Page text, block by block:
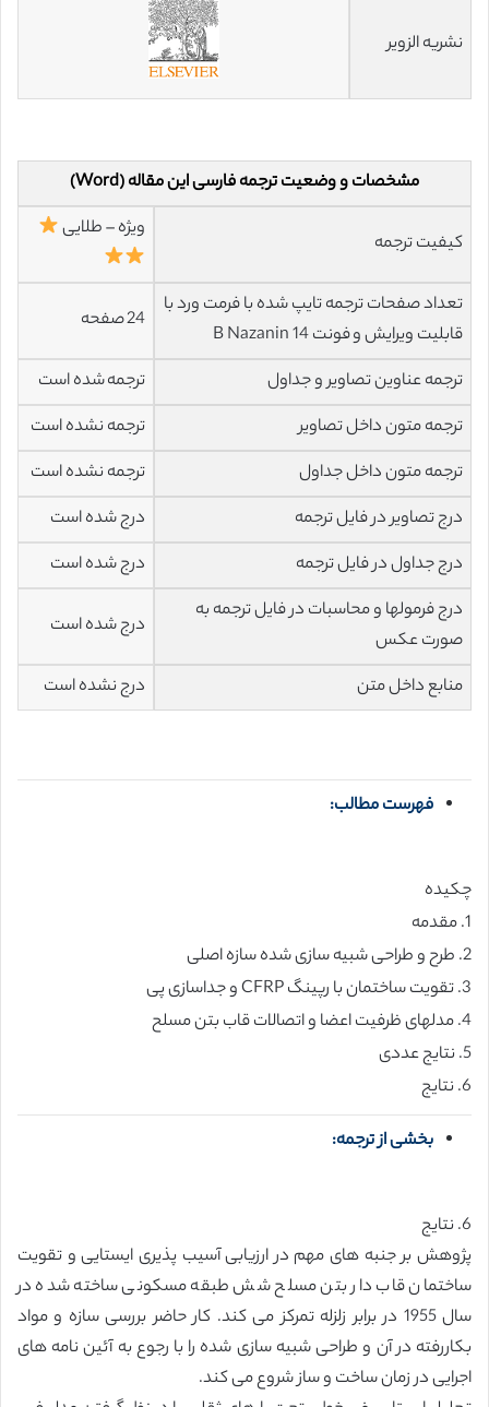
نشریه الزویر
مشخصات و وضعیت ترجمه فارسی این مقاله (Word)
کیفیت ترجمه
ویژه – طلایی
تعداد صفحات ترجمه تایپ شده با فرمت ورد با
قابلیت ویرایش و فونت 14 B Nazanin
24 صفحه
ترجمه عناوین تصاویر و جداول
ترجمه شده است
ترجمه متون داخل تصاویر
ترجمه نشده است
ترجمه متون داخل جداول
ترجمه نشده است
درج تصاویر در فایل ترجمه
درج شده است
درج جداول در فایل ترجمه
درج شده است
درج فرمولها و محاسبات در فایل ترجمه به
صورت عکس
درج شده است
منابع داخل متن درج نشده است
فهرست مطالب:
چکیده
1. مقدمه
2. طرح و طراحی شبیه سازی شده سازه اصلی
3. تقویت ساختمان با رپینگ CFRP و جداسازی پی
4. مدلهای ظرفیت اعضا و اتصالات قاب بتن مسلح
5. نتایج عددی
6. نتایج
بخشی از ترجمه:
6. نتایج
پژوهش بر جنبه های مهم در ارزیابی آسیب پذیری ایستایی و تقویت
ساختمان قاب دار بتن مسلح شش طبقه مسکونی ساخته شده در
سال 1955 در برابر زلزله تمرکز می کند. کار حاضر بررسی سازه و مواد
بکاررفته در آن و طراحی شبیه سازی شده را با رجوع به آئین نامه های
اجرایی در زمان ساخت و ساز شروع می کند.